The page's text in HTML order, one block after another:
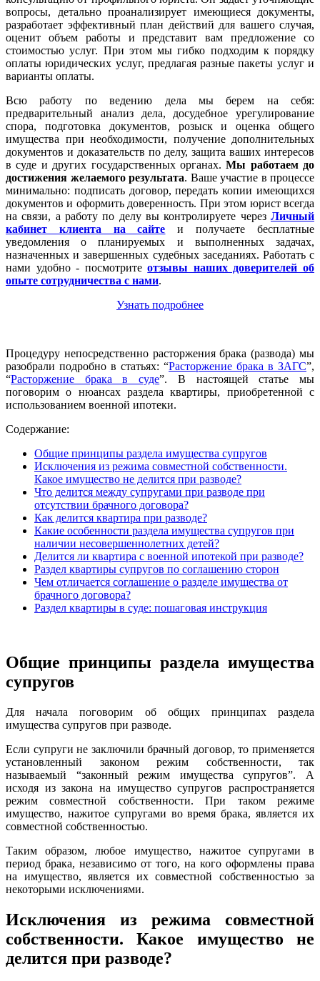
вопросы, детально проанализирует имеющиеся документы,
разработает эффективный план действий для вашего случая,
оценит объем работы и представит вам предложение со
стоимостью услуг. При этом мы гибко подходим к порядку
оплаты юридических услуг, предлагая разные пакеты услуг и
варианты оплаты.
Всю работу по ведению дела мы берем на себя:
предварительный анализ дела, досудебное урегулирование
спора, подготовка документов, розыск и оценка общего
имущества при необходимости, получение дополнительных
документов и доказательств по делу, защита ваших интересов
в суде и других государственных органах.Мы работаем до
достижения желаемого результата. Ваше участие в процессе
минимально: подписать договор, передать копии имеющихся
документов и оформить доверенность. При этом юрист всегда
на связи, а работу по делу вы контролируете через Личный
кабинет клиента на сайте и получаете бесплатные
уведомления о планируемых и выполненных задачах,
назначенных и завершенных судебных заседаниях. Работать с
нами удобно - посмотритеотзывы наших доверителей об
опыте сотрудничества с нами.
Узнать подробнее
Процедуру непосредственно расторжения брака (развода) мы
разобрали подробно в статьях: “Расторжение брака в ЗАГС”,
“Расторжение брака в суде”. В настоящей статье мы
поговорим о нюансах раздела квартиры, приобретенной с
использованием военной ипотеки.
Содержание:
Общие принципы раздела имущества супругов
Исключения из режима совместной собственности.
Какое имущество не делится при разводе?
Что делится между супругами при разводе при
отсутствии брачного договора?
Как делится квартира при разводе?
Какие особенности раздела имущества супругов при
наличии несовершеннолетних детей?
Делится ли квартира с военной ипотекой при разводе?
Раздел квартиры супругов по соглашению сторон
Чем отличается соглашение о разделе имущества от
брачного договора?
Раздел квартиры в суде: пошаговая инструкция
Общие принципы раздела имущества
супругов
Для начала поговорим об общих принципах раздела
имущества супругов при разводе.
Если супруги не заключили брачный договор, то применяется
установленный законом режим собственности, так
называемый “законный режим имущества супругов”. А
исходя из закона на имущество супругов распространяется
режим совместной собственности. При таком режиме
имущество, нажитое супругами во время брака, является их
совместной собственностью.
Таким образом, любое имущество, нажитое супругами в
период брака, независимо от того, на кого оформлены права
на имущество, является их совместной собственностью за
некоторыми исключениями.
Исключения из режима совместной
собственности. Какое имущество не
делится при разводе?